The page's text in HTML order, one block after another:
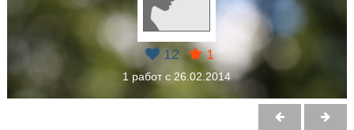
12 1
1 работ с 26.02.2014